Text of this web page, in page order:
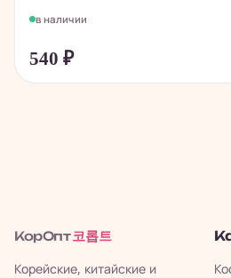
в наличии
540 ₽
КорОпт 코롭트
Корейские, китайские и